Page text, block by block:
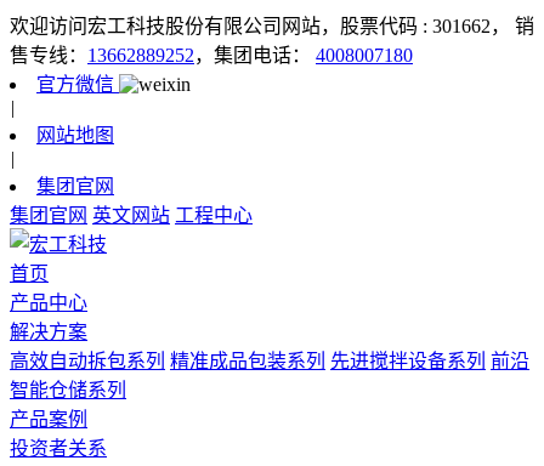
欢迎访问宏工科技股份有限公司网站，股票代码 : 301662，
销
售专线： 13662889252，集团电话： 4008007180
官方微信
|
网站地图
|
集团官网
集团官网 英文网站 工程中心
首页
产品中心
解决方案
高效自动拆包系列 精准成品包装系列 先进搅拌设备系列 前沿
智能仓储系列
产品案例
投资者关系